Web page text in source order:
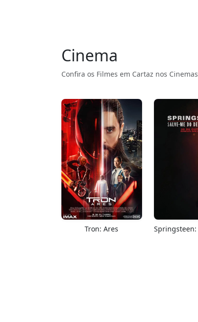
Cinema
Confira os Filmes em Cartaz nos Cinemas
Tron: Ares